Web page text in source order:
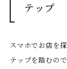
テップ
スマホでお店を
テップを踏むの